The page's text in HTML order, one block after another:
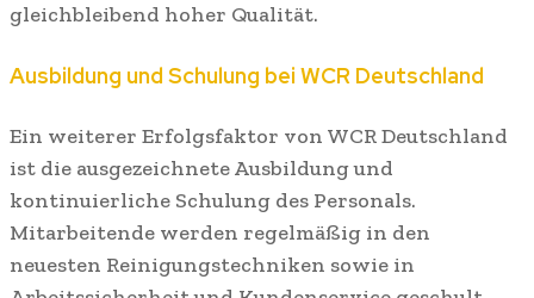
gleichbleibend hoher Qualität.
Ausbildung und Schulung bei WCR Deutschland
Ein weiterer Erfolgsfaktor von WCR Deutschland
ist die ausgezeichnete Ausbildung und
kontinuierliche Schulung des Personals.
Mitarbeitende werden regelmäßig in den
neuesten Reinigungstechniken sowie in